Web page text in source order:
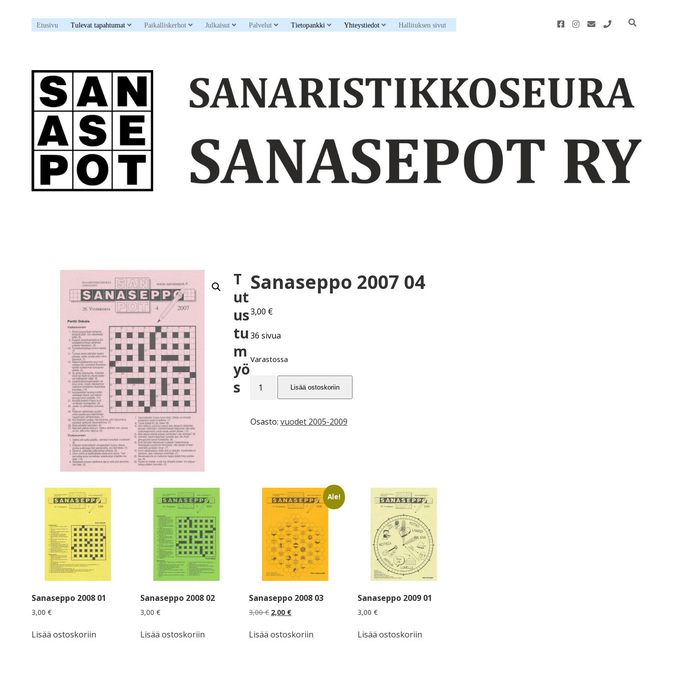
Etusivu Tulevat tapahtumat open dropdown menu
Paikalliskerhot open dropdown menu
Julkaisut open dropdown menu
Palvelut open dropdown menu
Tietopankki open dropdown menu
Yhteystiedot open dropdown menu
Hallituksen sivut facebookinstagram
emailphone
Sanaristikkoseura
Sanasepot
ry
Sanaseppo 2007 04
3,00 €
36 sivua
Varastossa
2007
määrä
Lisää ostoskoriin
Osasto: vuodet 2005-2009
T
ut
us
tu
m
yö
s
Sanaseppo 2008 01
3,00 €
Lisää ostoskoriin
Sanaseppo 2008 02
3,00€
Lisää ostoskoriin
Ale!
Sanaseppo 2008 03
3,00€ Alkuperäinen
oli:
2,00 €Nykyinen
on:
Lisää ostoskoriin
Sanaseppo 2009 01
3,00€
Lisää ostoskoriin